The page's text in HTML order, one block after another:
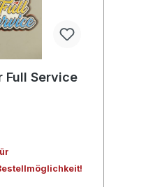
Full Service